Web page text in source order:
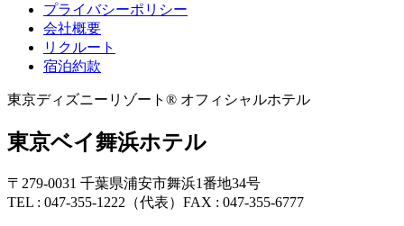
プライバシーポリシー
会社概要
リクルート
宿泊約款
東京ディズニーリゾート® オフィシャルホテル
東京ベイ舞浜ホテル
〒279-0031 千葉県浦安市舞浜1番地34号
TEL : 047-355-1222（代表） FAX : 047-355-6777